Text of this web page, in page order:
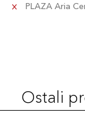
PLAZA Aria
Ostali